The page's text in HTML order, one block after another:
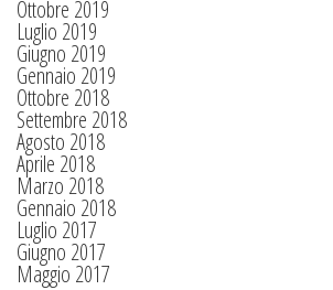
Ottobre 2019
Luglio 2019
Giugno 2019
Gennaio 2019
Ottobre 2018
Settembre 2018
Agosto 2018
Aprile 2018
Marzo 2018
Gennaio 2018
Luglio 2017
Giugno 2017
Maggio 2017